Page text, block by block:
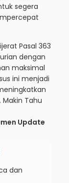
segera
Pasal 363
dengan
maksimal
ini menjadi
Makin Tahu
Update
dan